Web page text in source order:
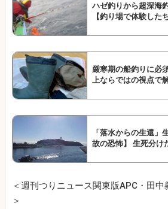
ハゼ釣りから超深海
【釣り場で体験した
厳寒期の船釣りに必
上ならではの視点で
「落水からの生還」
故の恐怖】 生死分け
＜週刊つりニュース関東版APC・田中
＞